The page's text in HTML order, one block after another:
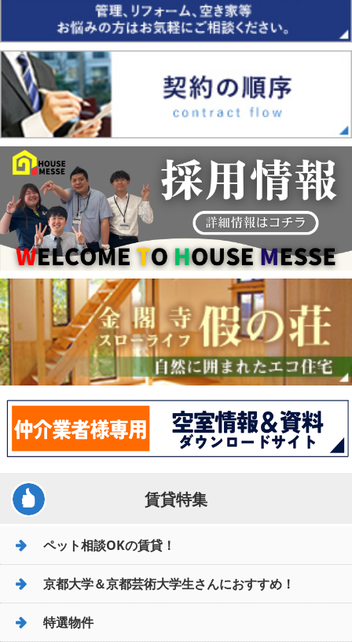
賃貸特集
ペット相談OKの賃貸！
京都大学＆京都芸術大学生さんにおすすめ！
特選物件